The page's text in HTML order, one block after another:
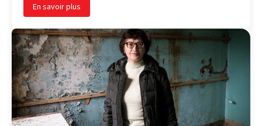
En savoir plus